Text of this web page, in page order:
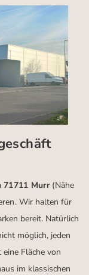
71711 Murr (Nähe
Wir halten für
bereit. Natürlich
möglich, jeden
Fläche von
im klassischen